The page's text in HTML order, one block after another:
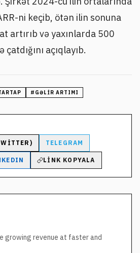
ni keçib, ötən ilin sonuna
artırıb və yaxınlarda 500
açıqlayıb.
# GƏLIR ARTIMI
TELEGRAM
LINK KOPYALA
at faster and